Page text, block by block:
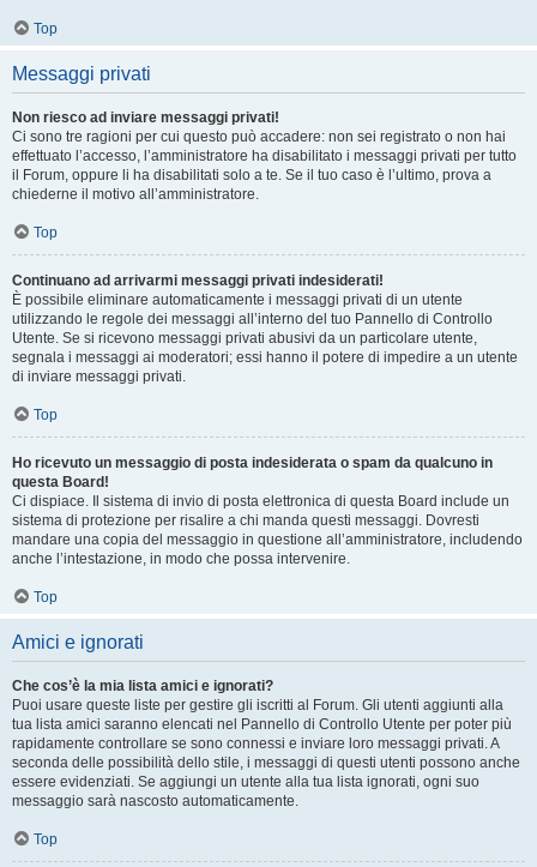
Top
Messaggi privati
Non riesco ad inviare messaggi privati!
Ci sono tre ragioni per cui questo può accadere: non sei registrato o non hai
effettuato l’accesso, l’amministratore ha disabilitato i messaggi privati per tutto
il Forum, oppure li ha disabilitati solo a te. Se il tuo caso è l’ultimo, prova a
chiederne il motivo all’amministratore.
Top
Continuano ad arrivarmi messaggi privati indesiderati!
È possibile eliminare automaticamente i messaggi privati ​​di un utente
utilizzando le regole dei messaggi all’interno del tuo Pannello di Controllo
Utente. Se si ricevono messaggi privati ​​abusivi da un particolare utente,
segnala i messaggi ai moderatori; essi hanno il potere di impedire a un utente
di inviare messaggi privati​​.
Top
Ho ricevuto un messaggio di posta indesiderata o spam da qualcuno in
questa Board!
Ci dispiace. Il sistema di invio di posta elettronica di questa Board include un
sistema di protezione per risalire a chi manda questi messaggi. Dovresti
mandare una copia del messaggio in questione all’amministratore, includendo
anche l’intestazione, in modo che possa intervenire.
Top
Amici e ignorati
Che cos’è la mia lista amici e ignorati?
Puoi usare queste liste per gestire gli iscritti al Forum. Gli utenti aggiunti alla
tua lista amici saranno elencati nel Pannello di Controllo Utente per poter più
rapidamente controllare se sono connessi e inviare loro messaggi privati. A
seconda delle possibilità dello stile, i messaggi di questi utenti possono anche
essere evidenziati. Se aggiungi un utente alla tua lista ignorati, ogni suo
messaggio sarà nascosto automaticamente.
Top